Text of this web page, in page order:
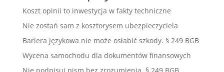
Koszt opinii to inwestycja w fakty techniczne
Nie zostań sam z kosztorysem ubezpieczyciela
Bariera językowa nie może osłabić szkody. § 249 BGB
Wycena samochodu dla dokumentów finansowych